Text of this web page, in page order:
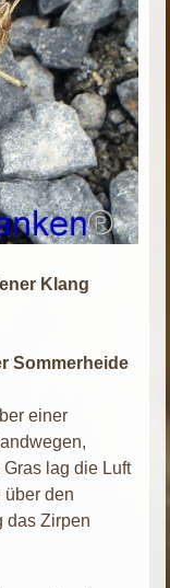
Klang
Sommerheide
einer
lag die Luft
über den
das Zirpen